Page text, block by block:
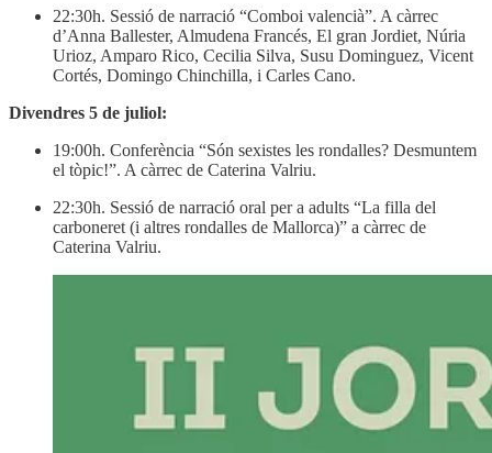
22:30h. Sessió de narració “Comboi valencià”. A càrrec
d’Anna Ballester, Almudena Francés, El gran Jordiet, Núria
Urioz, Amparo Rico, Cecilia Silva, Susu Dominguez, Vicent
Cortés, Domingo Chinchilla, i Carles Cano.
Divendres 5 de juliol:
19:00h. Conferència “Són sexistes les rondalles? Desmuntem
el tòpic!”. A càrrec de Caterina Valriu.
22:30h. Sessió de narració oral per a adults “La filla del
carboneret (i altres rondalles de Mallorca)” a càrrec de
Caterina Valriu.